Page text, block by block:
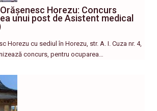
Horezu: Concurs
unui post de Asistent medical
Horezu cu sediul în Horezu, str. A. I. Cuza nr. 4,
concurs, pentru ocuparea…